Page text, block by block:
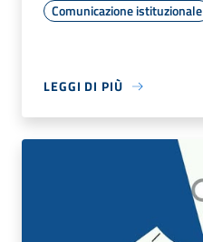
Comunicazione istituzionale
LEGGI DI PIÙ